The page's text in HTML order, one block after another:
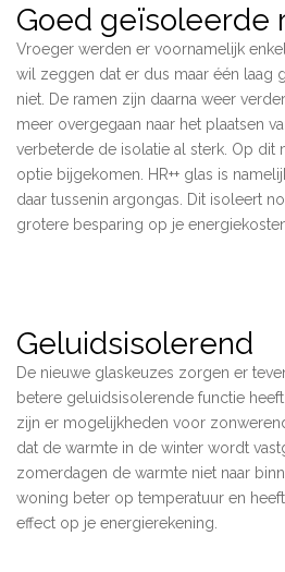
Goed geïsoleerde
Vroeger werden er voornamelijk
wil zeggen dat er dus maar één laag
niet. De ramen zijn daarna weer
meer overgegaan naar het plaatsen
verbeterde de isolatie al sterk. Op dit
optie bijgekomen. HR++ glas is
daar tussenin argongas. Dit isoleert
grotere besparing op je
Geluidsisolerend
De nieuwe glaskeuzes zorgen er
betere geluidsisolerende functie
zijn er mogelijkheden voor
dat de warmte in de winter wordt
zomerdagen de warmte niet naar
woning beter op temperatuur en
effect op je energierekening.